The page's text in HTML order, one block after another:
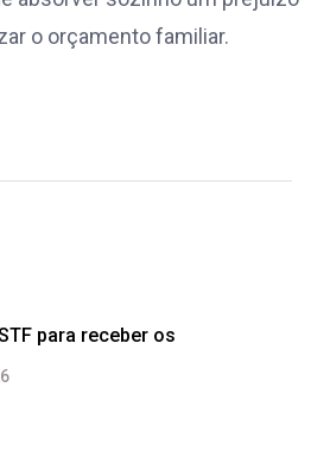
o orçamento familiar.
para receber os